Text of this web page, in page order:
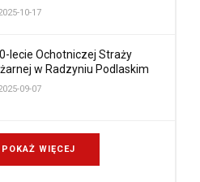
10-17
lecie Ochotniczej Straży
w Radzyniu Podlaskim
09-07
POKAŻ WIĘCEJ